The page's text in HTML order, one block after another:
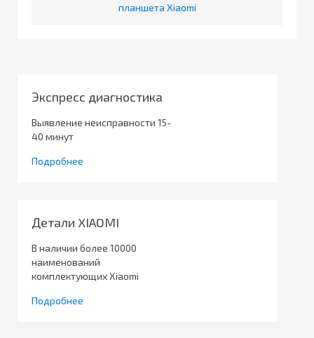
планшета Xiaomi
Экспресс диагностика
Выявление неисправности 15-
40 минут
Подробнее
Детали XIAOMI
В наличии более 10000
наименований
комплектующих Xiaomi
Подробнее